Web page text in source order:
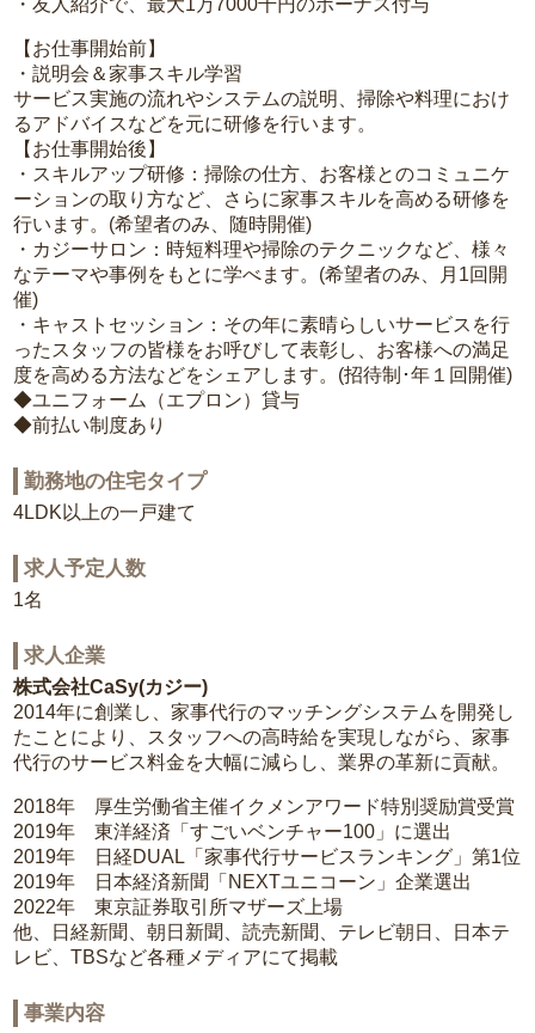
・友人紹介で、最大1万7000千円のボーナス付与
【お仕事開始前】
・説明会＆家事スキル学習
サービス実施の流れやシステムの説明、掃除や料理におけ
るアドバイスなどを元に研修を行います。
【お仕事開始後】
・スキルアップ研修：掃除の仕方、お客様とのコミュニケ
ーションの取り方など、さらに家事スキルを高める研修を
行います。(希望者のみ、随時開催)
・カジーサロン：時短料理や掃除のテクニックなど、様々
なテーマや事例をもとに学べます。(希望者のみ、月1回開
催)
・キャストセッション：その年に素晴らしいサービスを行
ったスタッフの皆様をお呼びして表彰し、お客様への満足
度を高める方法などをシェアします。(招待制･年１回開催)
◆ユニフォーム（エプロン）貸与
◆前払い制度あり
勤務地の住宅タイプ
4LDK以上の一戸建て
求人予定人数
1名
求人企業
株式会社CaSy(カジー)
2014年に創業し、家事代行のマッチングシステムを開発し
たことにより、スタッフへの高時給を実現しながら、家事
代行のサービス料金を大幅に減らし、業界の革新に貢献。
2018年 厚生労働省主催イクメンアワード特別奨励賞受賞
2019年 東洋経済「すごいベンチャー100」に選出
2019年 日経DUAL「家事代行サービスランキング」第1位
2019年 日本経済新聞「NEXTユニコーン」企業選出
2022年 東京証券取引所マザーズ上場
他、日経新聞、朝日新聞、読売新聞、テレビ朝日、日本テ
レビ、TBSなど各種メディアにて掲載
事業内容